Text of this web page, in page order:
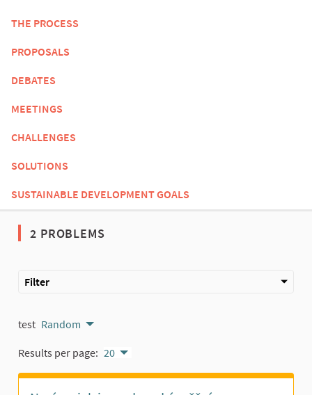
THE PROCESS
PROPOSALS
DEBATES
MEETINGS
CHALLENGES
SOLUTIONS
SUSTAINABLE DEVELOPMENT GOALS
2 PROBLEMS
Filter
test Random
Results per page: 20